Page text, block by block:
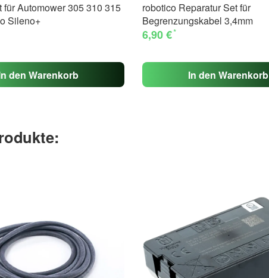
für Automower 305 310 315
Sileno+
den Warenkorb
robotico Reparatur Set für
Begrenzungskabel 3,4mm
6,90 €*
In den Warenkorb